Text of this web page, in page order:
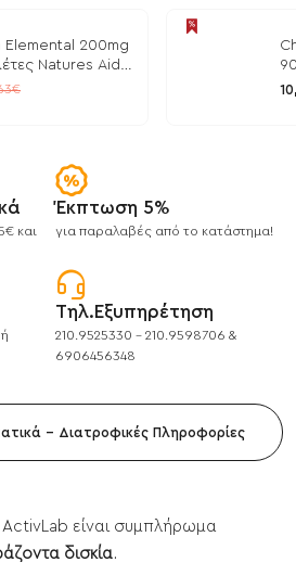
Elemental 200mg
Natures Aid
/
και
Έκπτωση 5%
για παραλαβές από το κατάστημα!
Τηλ.Εξυπηρέτηση
210.9525330 - 210.9598706 &
6906456348
- Διατροφικές Πληροφορίες
ActivLab είναι συμπλήρωμα
δισκία.